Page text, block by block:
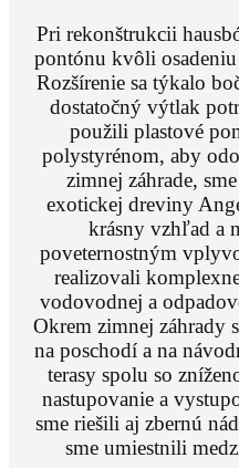
Pri rekonštrukcii
pontónu kvôli
Rozšírenie sa týkalo
dostatočný výtlak
použili plastové
polystyrénom, aby
zimnej záhrade,
exotickej dreviny
krásny vzhľad a
poveternostným
realizovali
vodovodnej a
Okrem zimnej záhrady
na poschodí a na
terasy spolu so
nastupovanie a
sme riešili aj zbernú
sme umiestnili